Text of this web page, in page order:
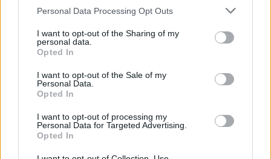
Please note that this website/app uses one or more Google
not limited to your visit or usage behaviour. You may click to
grant or deny consent to Google and its third-party tags to
use your data for below specified purposes in below Google
consent section.
Personal Data Processing Opt Outs
I want to opt-out of the Sharing of my
personal data.
Opted In
I want to opt-out of the Sale of my
Personal Data.
Opted In
I want to opt-out of processing my
Personal Data for Targeted Advertising.
Opted In
μάτια, τη μύτη και τον λαιμό, έντονο βήχα,
δυσκολία στην αναπνοή, πονοκέφαλο και αίσθημα
δυσφορίας, ενώ μεγαλύτερο κίνδυνο
αντιμετωπίζουν άτομα με άσθμα ή χρόνια
παιδιά, έγκυες και άτομα με καρδιαγγειακά
προβλήματα.